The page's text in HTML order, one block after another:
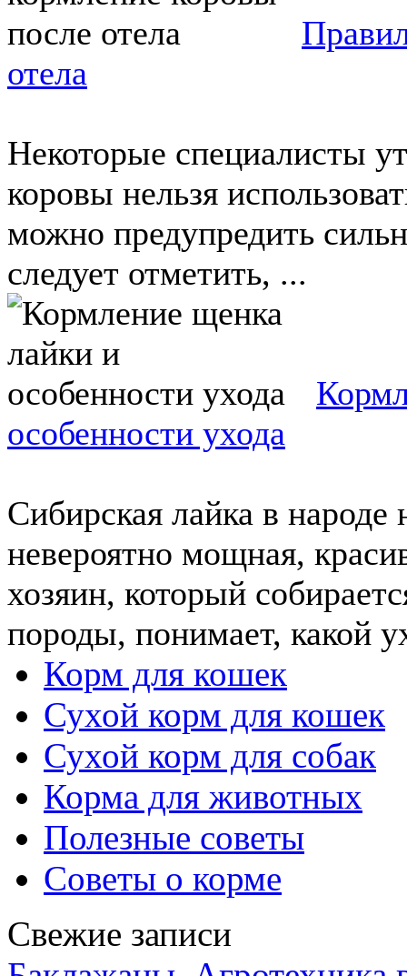
отела
Некоторые специалисты
коровы нельзя
можно предупредить
следует отметить, ...
особенности ухода
Сибирская лайка в народе
невероятно мощная,
хозяин, который
породы, понимает, какой
Корм для кошек
Сухой корм для кошек
Сухой корм для собак
Корма для животных
Полезные советы
Советы о корме
Свежие записи